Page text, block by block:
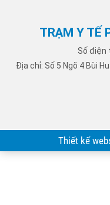
TRẠM Y TẾ
Số điện
Địa chỉ: Số 5 Ngõ 4 Bùi
Thiết kế